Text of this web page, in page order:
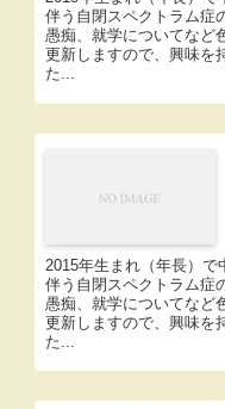
伴う自閉スペクトラム症
愚痴、就学についてなど
更新しますので、興味を
た...
2015年生まれ（年長）
伴う自閉スペクトラム症
愚痴、就学についてなど
更新しますので、興味を
た...